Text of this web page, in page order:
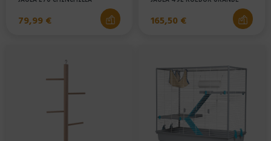
Precio
79,99 € Precio
165,50 €